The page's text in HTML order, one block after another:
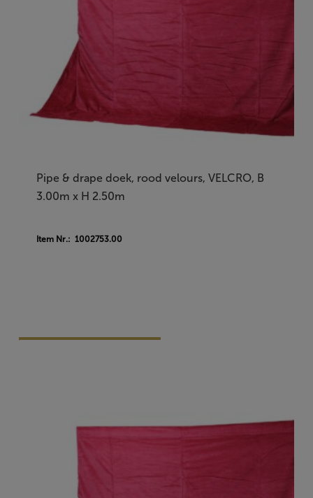
Pipe & drape doek, rood velours, VELCRO, B
3.00m x H 2.50m
Item Nr.: 1002753.00